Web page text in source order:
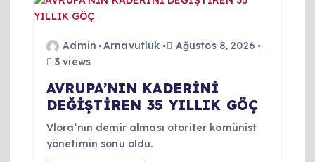
m
Admin Arnavutluk
Ağustos 8, 2026
3 views
AVRUPA’NIN KADERİNİ
DEĞİŞTİREN 35 YILLIK GÖÇ
Vlora’nın demir alması otoriter komünist
yönetimin sonu oldu.